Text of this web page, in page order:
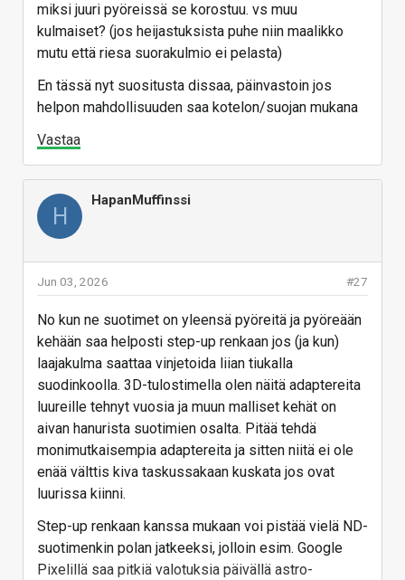
Toistetaan vielä, että X9 Ultrasta löytyy 24 fps-
videokuvaus, kuten liitekuvasta näkyy.
miksi juuri pyöreissä se korostuu. vs muu
kulmaiset? (jos heijastuksista puhe niin maalikko
mutu että riesa suorakulmio ei pelasta)
En tässä nyt suositusta dissaa, päinvastoin jos
helpon mahdollisuuden saa kotelon/suojan mukana
Vastaa
H
HapanMuffinssi
#27
Jun 03, 2026
No kun ne suotimet on yleensä pyöreitä ja pyöreään
kehään saa helposti step-up renkaan jos (ja kun)
laajakulma saattaa vinjetoida liian tiukalla
suodinkoolla. 3D-tulostimella olen näitä adaptereita
luureille tehnyt vuosia ja muun malliset kehät on
aivan hanurista suotimien osalta. Pitää tehdä
monimutkaisempia adaptereita ja sitten niitä ei ole
enää välttis kiva taskussakaan kuskata jos ovat
luurissa kiinni.
Step-up renkaan kanssa mukaan voi pistää vielä ND-
suotimenkin polan jatkeeksi, jolloin esim. Google
Pixelillä saa pitkiä valotuksia päivällä astro-